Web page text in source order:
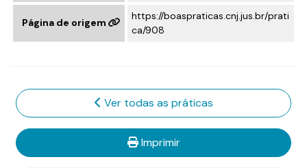
Página de origem
https://boaspraticas.cnj.jus.br/prati
ca/908
Ver todas as práticas
Imprimir